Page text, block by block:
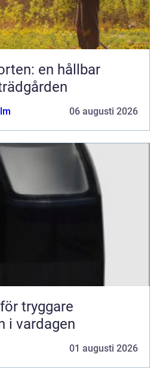
en hållbar
06 augusti 2026
tryggare
i vardagen
01 augusti 2026